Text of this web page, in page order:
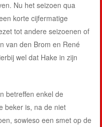
Nu het seizoen qua
korte cijfermatige
tot andere seizoenen of
van den Brom en René
wel dat Hake in zijn
betreffen enkel de
beker is, na de niet
sowieso een smet op de